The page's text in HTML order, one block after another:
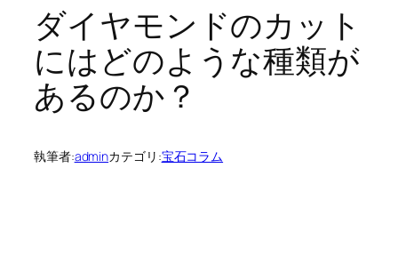
ダイヤモンドのカット
にはどのような種類が
あるのか？
執筆者:adminカテゴリ:宝石コラム